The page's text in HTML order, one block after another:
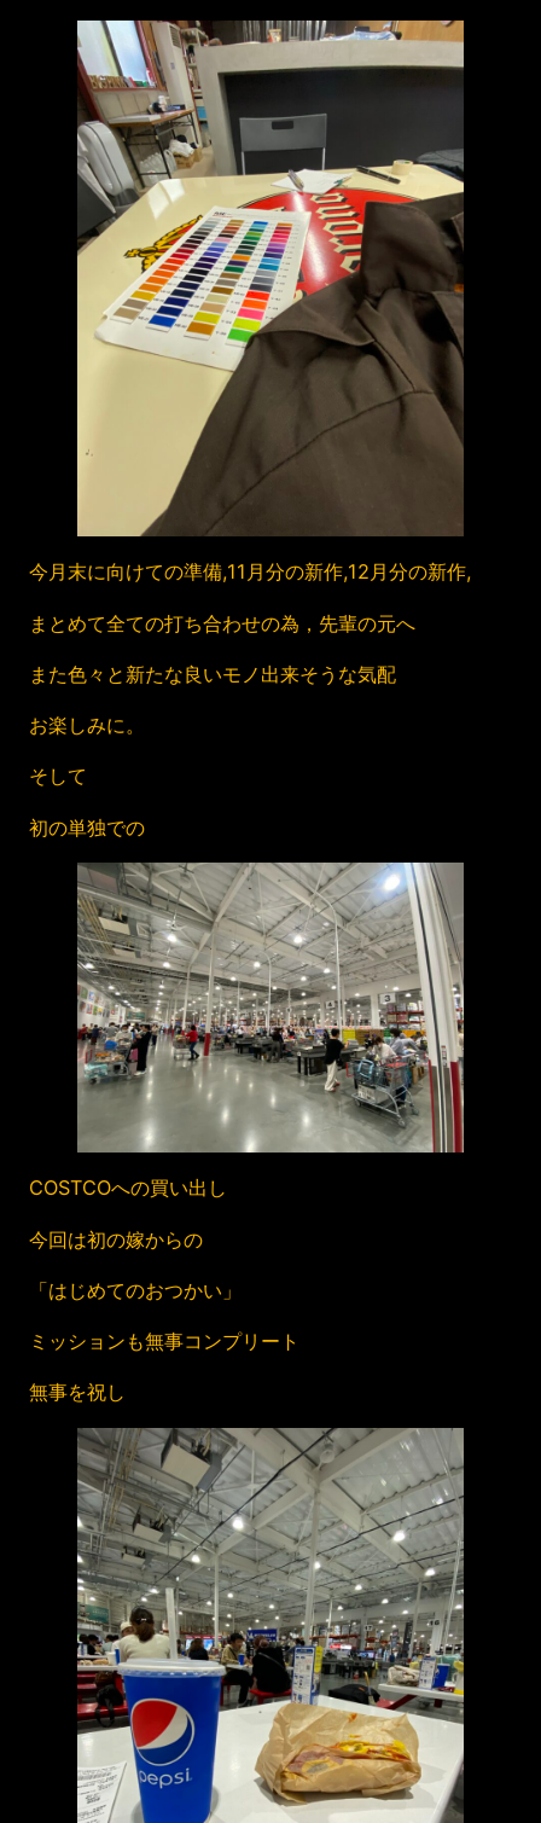
今月末に向けての準備,11月分の新作,12月分の新作,
まとめて全ての打ち合わせの為，先輩の元へ
また色々と新たな良いモノ出来そうな気配
お楽しみに。
そして
初の単独での
COSTCOへの買い出し
今回は初の嫁からの
「はじめてのおつかい」
ミッションも無事コンプリート
無事を祝し